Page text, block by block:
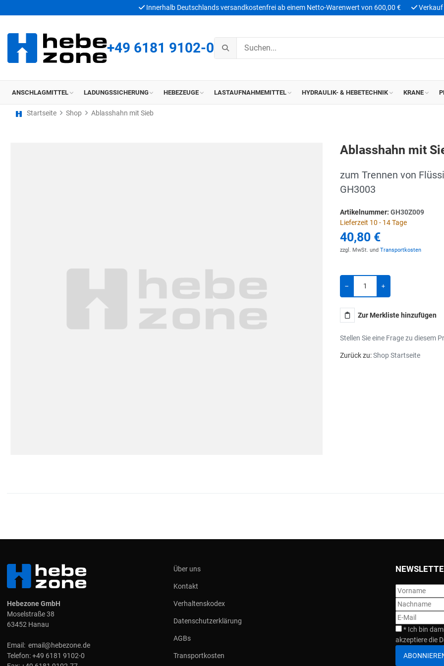
Innerhalb Deutschlands versandkostenfrei ab einem Netto-Warenwert von 600,00 € Verkauf
+49 6181 9102-0
ANSCHLAGMITTEL LADUNGSSICHERUNG HEBEZEUGE LASTAUFNAHMEMITTEL HYDRAULIK- & HEBETECHNIK KRANE
Startseite Shop Ablasshahn mit Sieb
Ablasshahn mit
zum Trennen von
GH3003
Artikelnummer: GH30Z009
Lieferzeit 10 - 14 Tage
40,80 €
zzgl. MwSt. und Transportkosten
Zur Merkliste hinzufügen
Stellen Sie eine Frage zu diesem
Zurück zu:Shop Startseite
Hebezone GmbH
Moselstraße 38
63452 Hanau
Email: email@hebezone.de
Telefon:+49 6181 9102-0
Über uns
Kontakt
Verhaltenskodex
Datenschutzerklärung
AGBs
Transportkosten
* Ich bin
akzeptiere die